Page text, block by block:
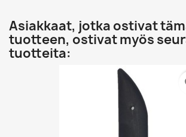
Asiakkaat, jotka ostivat
tuotteen, ostivat myös
tuotteita: